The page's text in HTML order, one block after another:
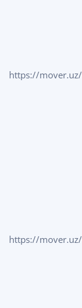
https://
https://